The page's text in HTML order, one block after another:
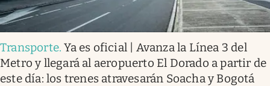
Transporte.Ya es oficial | Avanza la Línea 3 del
Metro y llegará al aeropuerto El Dorado a partir de
este día: los trenes atravesarán Soacha y Bogotá